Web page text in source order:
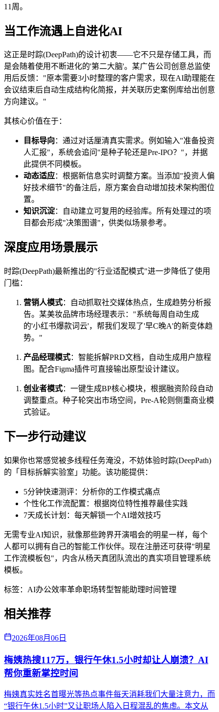
11周。
当工作流遇上自进化AI
这正是时踪(DeepPath)的设计初衷——它不只是存储工具，而
是会随着使用不断进化的'第二大脑'。某广告公司创意总监使
用后反馈："原本需要3小时整理的客户需求，现在AI助理能在
会议结束后自动生成结构化简报，并关联历史案例库给出创意
方向建议。"
其核心价值在于：
目标导向 ：通过对话厘清真实需求。例如输入"准备投资
人汇报"，系统会追问"是种子轮还是Pre-IPO？"，并据
此提供不同模板。
动态适应：根据新信息实时调整方案。当添加"投资人偏
好技术细节"的备注后，原方案会自动增加技术架构图位
置。
知识沉淀：自动建立可复用的经验库。所有处理过的项
目都会形成"决策图谱"，供类似场景参考。
深度应用场景展示
时踪(DeepPath)最新推出的"行业适配模式"进一步降低了使用
门槛：
营销人模式：自动抓取社交媒体热点，生成趋势分析报
告。某美妆品牌市场经理表示："系统每周自动生成
的'小红书爆款词云'，帮我们发现了'早C晚A'的新变体趋
势。"
产品经理模式：智能拆解PRD文档，自动生成用户旅程
图。配合Figma插件可直接输出原型设计建议。
创业者模式：一键生成BP核心模块，根据融资阶段自动
调整重点。种子轮突出市场空间，Pre-A轮则侧重商业模
式验证。
下一步行动建议
如果你也常感觉被多线程任务淹没，不妨体验时踪(DeepPath)
的「目标拆解实验室」功能。该功能提供：
5分钟快速测评：分析你的工作模式痛点
个性化工作流配置：根据岗位特性推荐最佳实践
7天成长计划：每天解锁一个AI增效技巧
无需专业AI知识，就像那些跨界开演唱会的明星一样，每个
人都可以拥有自己的智能工作伙伴。现在注册还可获得"明星
工作流模板包"，内含从杨天真团队流出的真实项目管理系统
模板。
标签： AI办公效率革命职场转型智能助理时间管理
相关推荐
2026年08月06日
梅姨热搜117万，银行午休1.5小时却让人崩溃？AI
帮你重新掌控时间
梅姨真实姓名首曝光等热点事件每天消耗我们大量注意力，而
“银行午休1.5小时”又让职场人陷入日程混乱的焦虑。本文从